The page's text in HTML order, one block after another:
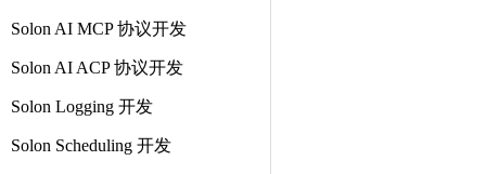
Solon AI MCP 协议开发
Solon AI ACP 协议开发
Solon Logging 开发
Solon Scheduling 开发